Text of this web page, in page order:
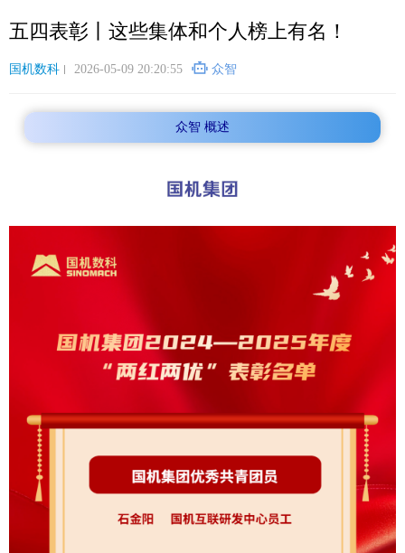
转
主
内
容
五四表彰丨这些集体和个人榜上有名！
国机数科 2026-05-09 20:20:55 众智
众智 概述